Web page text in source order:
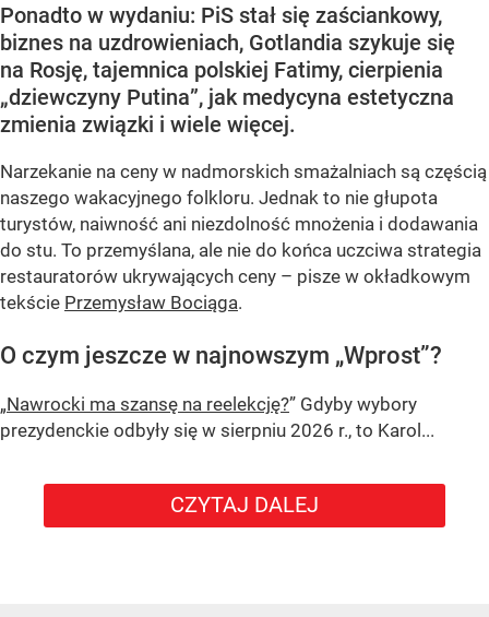
Ponadto w wydaniu: PiS stał się zaściankowy,
biznes na uzdrowieniach, Gotlandia szykuje się
na Rosję, tajemnica polskiej Fatimy, cierpienia
„dziewczyny Putina”, jak medycyna estetyczna
zmienia związki i wiele więcej.
Narzekanie na ceny w nadmorskich smażalniach są częścią
naszego wakacyjnego folkloru. Jednak to nie głupota
turystów, naiwność ani niezdolność mnożenia i dodawania
do stu. To przemyślana, ale nie do końca uczciwa strategia
restauratorów ukrywających ceny – pisze w okładkowym
tekście Przemysław Bociąga.
O czym jeszcze w najnowszym „Wprost”?
„Nawrocki ma szansę na reelekcję?” Gdyby wybory
prezydenckie odbyły się w sierpniu 2026 r., to Karol...
CZYTAJ DALEJ